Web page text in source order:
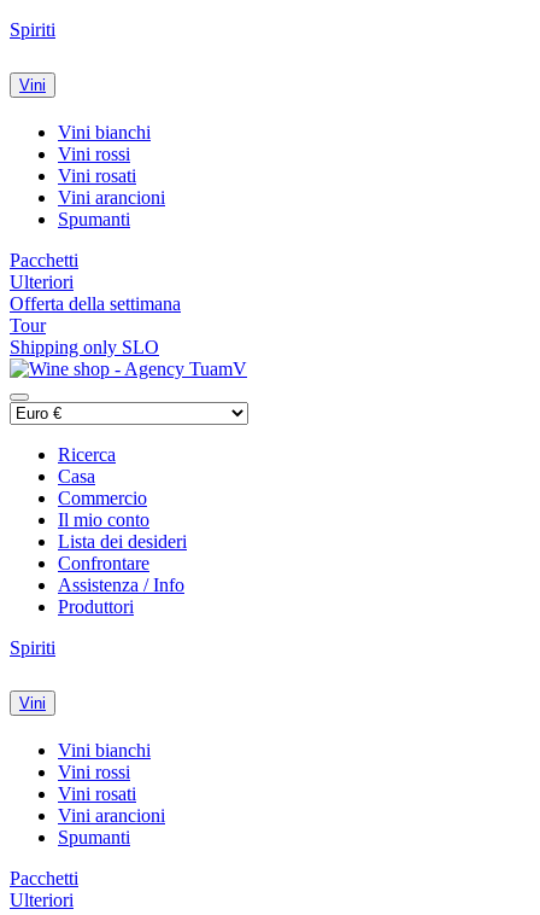
Spiriti
Vini
Vini bianchi
Vini rossi
Vini rosati
Vini arancioni
Spumanti
Pacchetti
Ulteriori
Offerta della settimana
Tour
Shipping only SLO
Ricerca
Casa
Commercio
Il mio conto
Lista dei desideri
Confrontare
Assistenza / Info
Produttori
Spiriti
Vini
Vini bianchi
Vini rossi
Vini rosati
Vini arancioni
Spumanti
Pacchetti
Ulteriori